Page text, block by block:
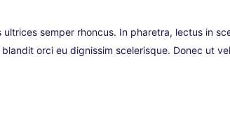
semper rhoncus. In pharetra, lectus in
orci eu dignissim scelerisque. Donec ut